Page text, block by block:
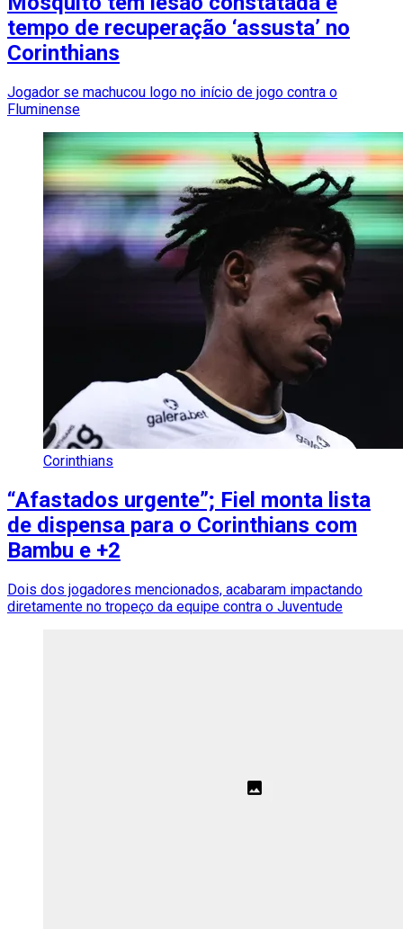
tempo de recuperação ‘assusta’ no
Corinthians
Jogador se machucou logo no início de jogo contra o
Fluminense
Corinthians
“Afastados urgente”; Fiel monta lista
de dispensa para o Corinthians com
Bambu e +2
Dois dos jogadores mencionados, acabaram impactando
diretamente no tropeço da equipe contra o Juventude